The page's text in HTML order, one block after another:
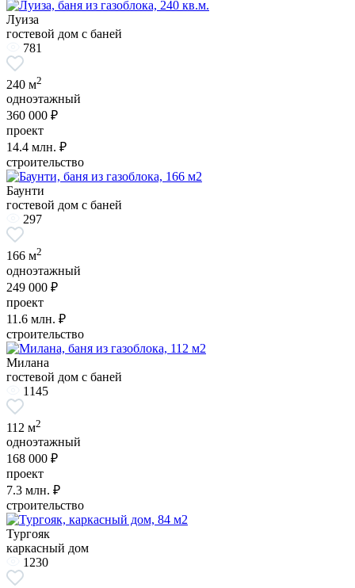
Луиза
гостевой дом с баней
781
240 м2
одноэтажный
360 000 ₽
проект
14.4 млн. ₽
строительство
Баунти
гостевой дом с баней
297
166 м2
одноэтажный
249 000 ₽
проект
11.6 млн. ₽
строительство
Милана
гостевой дом с баней
1145
112 м2
одноэтажный
168 000 ₽
проект
7.3 млн. ₽
строительство
Тургояк
каркасный дом
1230